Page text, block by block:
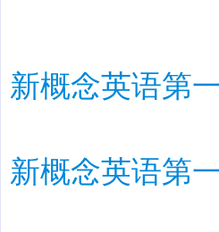
新概念英语第
新概念英语第